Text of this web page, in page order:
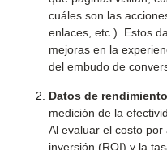
cuáles son las
enlaces, etc.). Estos
mejoras en la
del embudo de
Datos de
medición de la
Al evaluar el costo
inversión (ROI) y la